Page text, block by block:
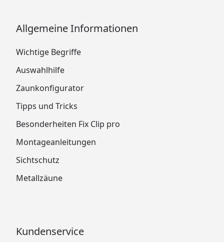
Allgemeine Informationen
Wichtige Begriffe
Auswahlhilfe
Zaunkonfigurator
Tipps und Tricks
Besonderheiten Fix Clip pro
Montageanleitungen
Sichtschutz
Metallzäune
Kundenservice